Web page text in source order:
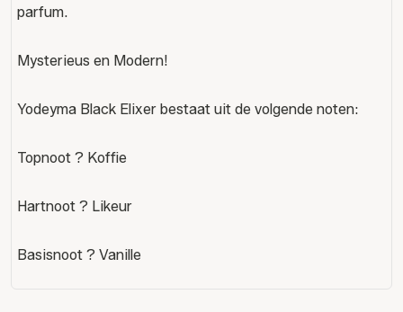
parfum.
Mysterieus en Modern!
Yodeyma Black Elixer bestaat uit de volgende noten:
Topnoot ? Koffie
Hartnoot ? Likeur
Basisnoot ? Vanille